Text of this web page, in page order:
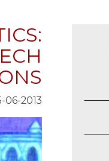
06-2013